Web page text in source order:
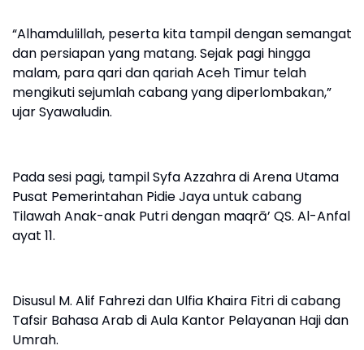
“Alhamdulillah, peserta kita tampil dengan semangat
dan persiapan yang matang. Sejak pagi hingga
malam, para qari dan qariah Aceh Timur telah
mengikuti sejumlah cabang yang diperlombakan,”
ujar Syawaludin.
Pada sesi pagi, tampil Syfa Azzahra di Arena Utama
Pusat Pemerintahan Pidie Jaya untuk cabang
Tilawah Anak-anak Putri dengan maqrā’ QS. Al-Anfal
ayat 11.
Disusul M. Alif Fahrezi dan Ulfia Khaira Fitri di cabang
Tafsir Bahasa Arab di Aula Kantor Pelayanan Haji dan
Umrah.